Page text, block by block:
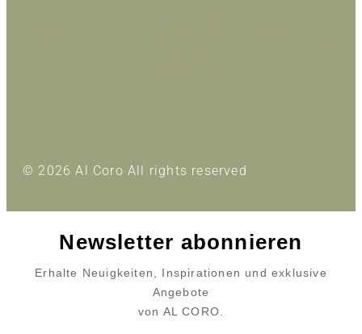
© 2026 Al Coro All rights reserved
Newsletter abonnieren
Erhalte Neuigkeiten, Inspirationen und exklusive
Angebote
von AL CORO.